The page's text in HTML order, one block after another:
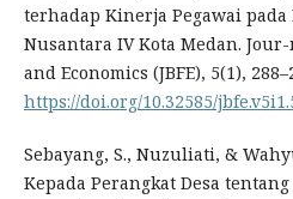
terhadap Kinerja Pegawai pada
Nusantara IV Kota Medan.
and Economics (JBFE), 5(1),
https://doi.org/10.32585/
Sebayang, S., Nuzuliati, &
Kepada Perangkat Desa